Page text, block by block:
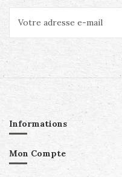
Informations
Mon Compte